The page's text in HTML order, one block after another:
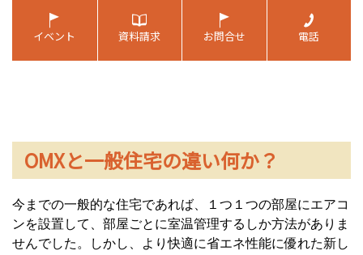
OMXと一般住宅の違い何か？
今までの一般的な住宅であれば、１つ１つの部屋にエアコ
ンを設置して、部屋ごとに室温管理するしか方法がありま
せんでした。しかし、より快適に省エネ性能に優れた新し